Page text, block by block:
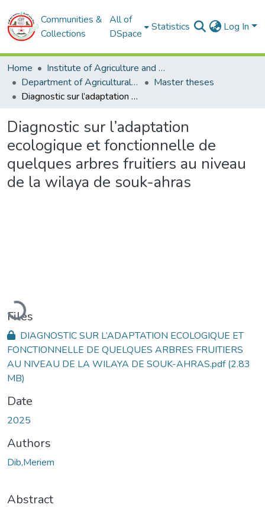
Communities &
Collections
All of
DSpace
Statistics Log In
Home
Institute of Agriculture and Veterinary Sciences
Department of Agricultural Sciences
Master theses
Diagnostic sur l’adaptation ecologique et fonctionnelle de quelques arbres fruitiers au niveau de la wilaya de souk-ahras
Diagnostic sur l’adaptation
ecologique et fonctionnelle de
quelques arbres fruitiers au niveau
de la wilaya de souk-ahras
Loading...
Files
DIAGNOSTIC SUR L’ADAPTATION ECOLOGIQUE ET
FONCTIONNELLE DE QUELQUES ARBRES FRUITIERS
AU NIVEAU DE LA WILAYA DE SOUK-AHRAS.pdf(2.83
MB)
Date
2025
Authors
Dib,Meriem
Abstract